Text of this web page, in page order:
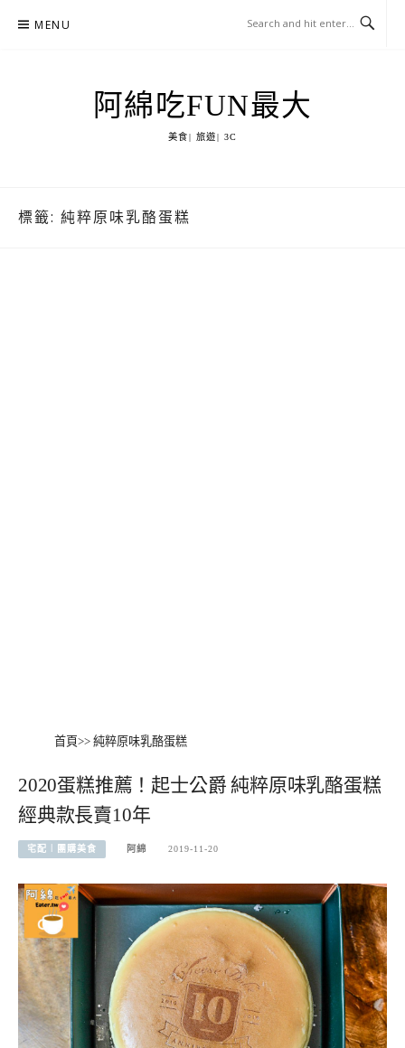
MENU
阿綿吃FUN最大
美食| 旅遊| 3C
標籤: 純粹原味乳酪蛋糕
首頁>> 純粹原味乳酪蛋糕
2020蛋糕推薦！起士公爵 純粹原味乳酪蛋糕
經典款長賣10年
宅配︱團購美食 阿綿 2019-11-20